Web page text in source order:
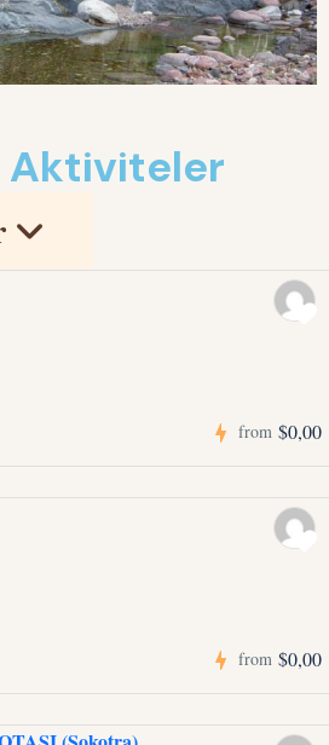
Aktiviteler
from $0,00
from $0,00